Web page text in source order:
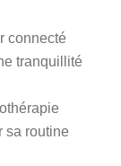
connecté
tranquillité
sa routine